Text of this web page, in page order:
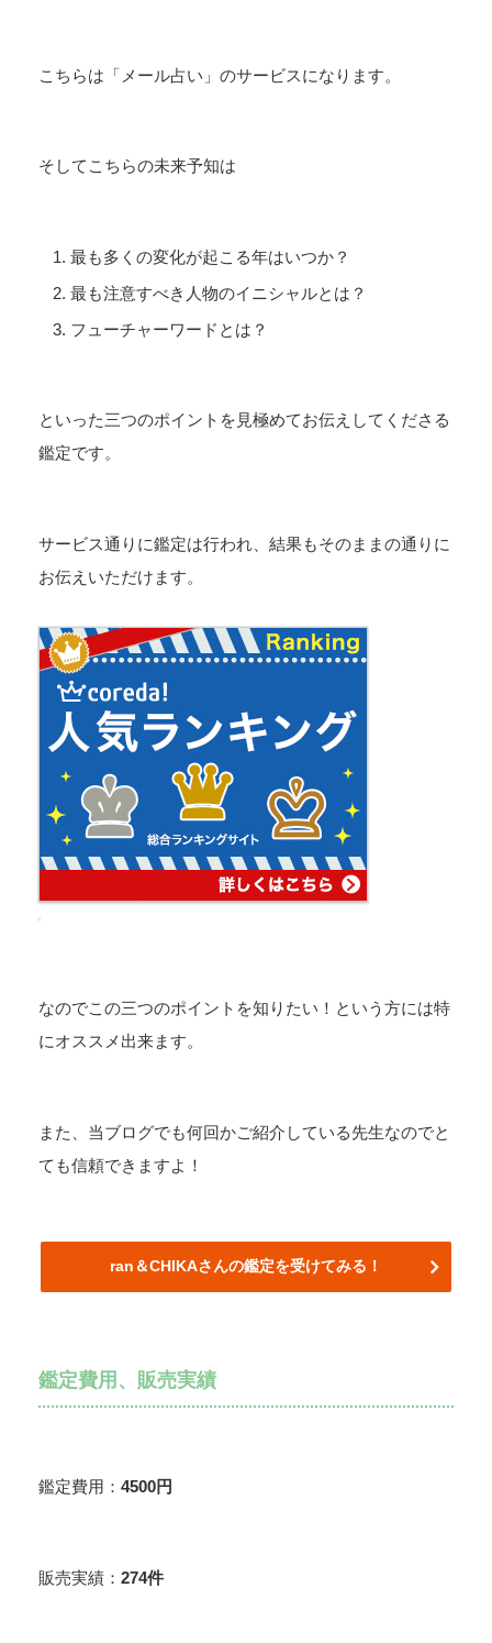
こちらは「メール占い」のサービスになります。
そしてこちらの未来予知は
最も多くの変化が起こる年はいつか？
最も注意すべき人物のイニシャルとは？
フューチャーワードとは？
といった三つのポイントを見極めてお伝えしてくださる
鑑定です。
サービス通りに鑑定は行われ、結果もそのままの通りに
お伝えいただけます。
なのでこの三つのポイントを知りたい！という方には特
にオススメ出来ます。
また、当ブログでも何回かご紹介している先生なのでと
ても信頼できますよ！
ran＆CHIKAさんの鑑定を受けてみる！
鑑定費用、販売実績
鑑定費用： 4500円
販売実績： 274件